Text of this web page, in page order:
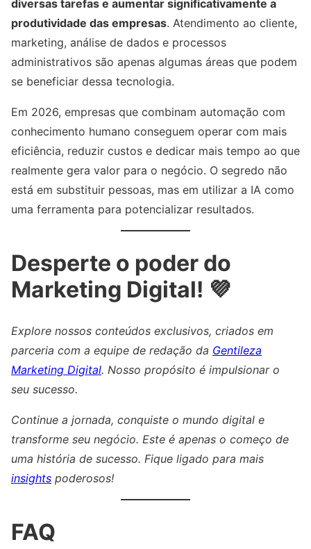
diversas tarefas e aumentar significativamente a
produtividade das empresas. Atendimento ao cliente,
marketing, análise de dados e processos
administrativos são apenas algumas áreas que podem
se beneficiar dessa tecnologia.
Em 2026, empresas que combinam automação com
conhecimento humano conseguem operar com mais
eficiência, reduzir custos e dedicar mais tempo ao que
realmente gera valor para o negócio. O segredo não
está em substituir pessoas, mas em utilizar a IA como
uma ferramenta para potencializar resultados.
Desperte o poder do
Marketing Digital! 💜
Explore nossos conteúdos exclusivos, criados em
parceria com a equipe de redação da Gentileza
Marketing Digital. Nosso propósito é impulsionar o
seu sucesso.
Continue a jornada, conquiste o mundo digital e
transforme seu negócio. Este é apenas o começo de
uma história de sucesso. Fique ligado para mais
insights poderosos!
FAQ